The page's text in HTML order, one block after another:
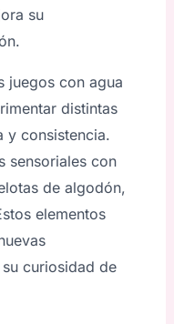
su
juegos con agua
distintas
y consistencia.
sensoriales con
de algodón,
elementos
curiosidad de